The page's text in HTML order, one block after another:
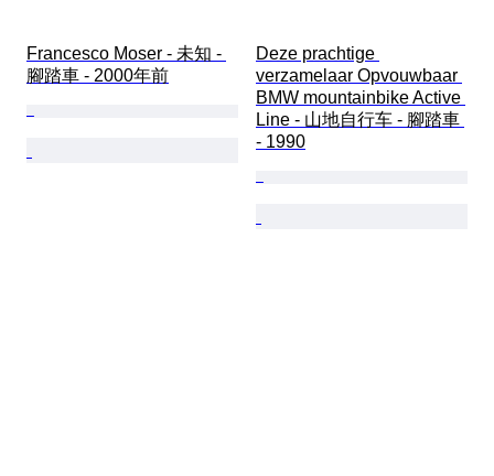
Francesco Moser - 未知 -
腳踏車 - 2000年前
Deze prachtige
verzamelaar Opvouwbaar
BMW mountainbike Active
Line - 山地自行车 - 腳踏車
- 1990